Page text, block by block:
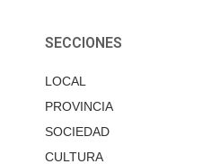
SECCIONES
LOCAL
PROVINCIA
SOCIEDAD
CULTURA